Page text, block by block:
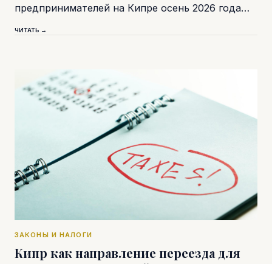
предпринимателей на Кипре осень 2026 года…
ЧИТАТЬ →
ЗАКОНЫ И НАЛОГИ
Кипр как направление переезда для